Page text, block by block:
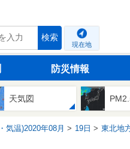
検索
現在地
防災情報
天気図
気温)2020年08月 19日 東北地